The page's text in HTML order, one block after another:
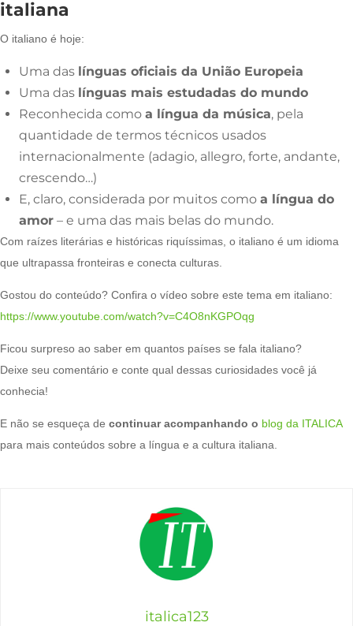
italiana
O italiano é hoje:
Uma das línguas oficiais da União Europeia
Uma das línguas mais estudadas do mundo
Reconhecida como a língua da música, pela
quantidade de termos técnicos usados
internacionalmente (adagio, allegro, forte, andante,
crescendo…)
E, claro, considerada por muitos como a língua do
amor – e uma das mais belas do mundo.
Com raízes literárias e históricas riquíssimas, o italiano é um idioma
que ultrapassa fronteiras e conecta culturas.
Gostou do conteúdo? Confira o vídeo sobre este tema em italiano:
https://www.youtube.com/watch?v=C4O8nKGPOqg
Ficou surpreso ao saber em quantos países se fala italiano?
Deixe seu comentário e conte qual dessas curiosidades você já
conhecia!
E não se esqueça de continuar acompanhando o blog da ITALICA
para mais conteúdos sobre a língua e a cultura italiana.
italica123